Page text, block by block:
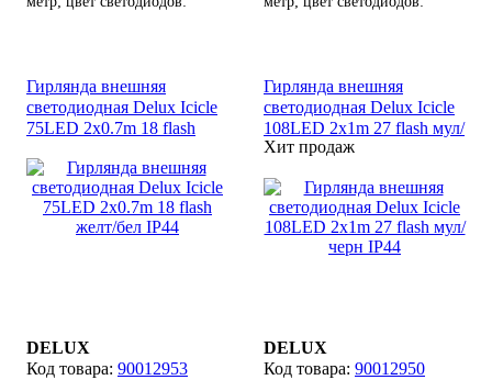
Гирлянда внешняя
светодиодная Delux Icicle
75LED 2x0.7m 18 flash
DELUX
90012953
Гирлянда внешняя
светодиодная Delux Icicle
108LED 2x1m 27 flash мул/
черн IP44
Хит продаж
DELUX
90012950